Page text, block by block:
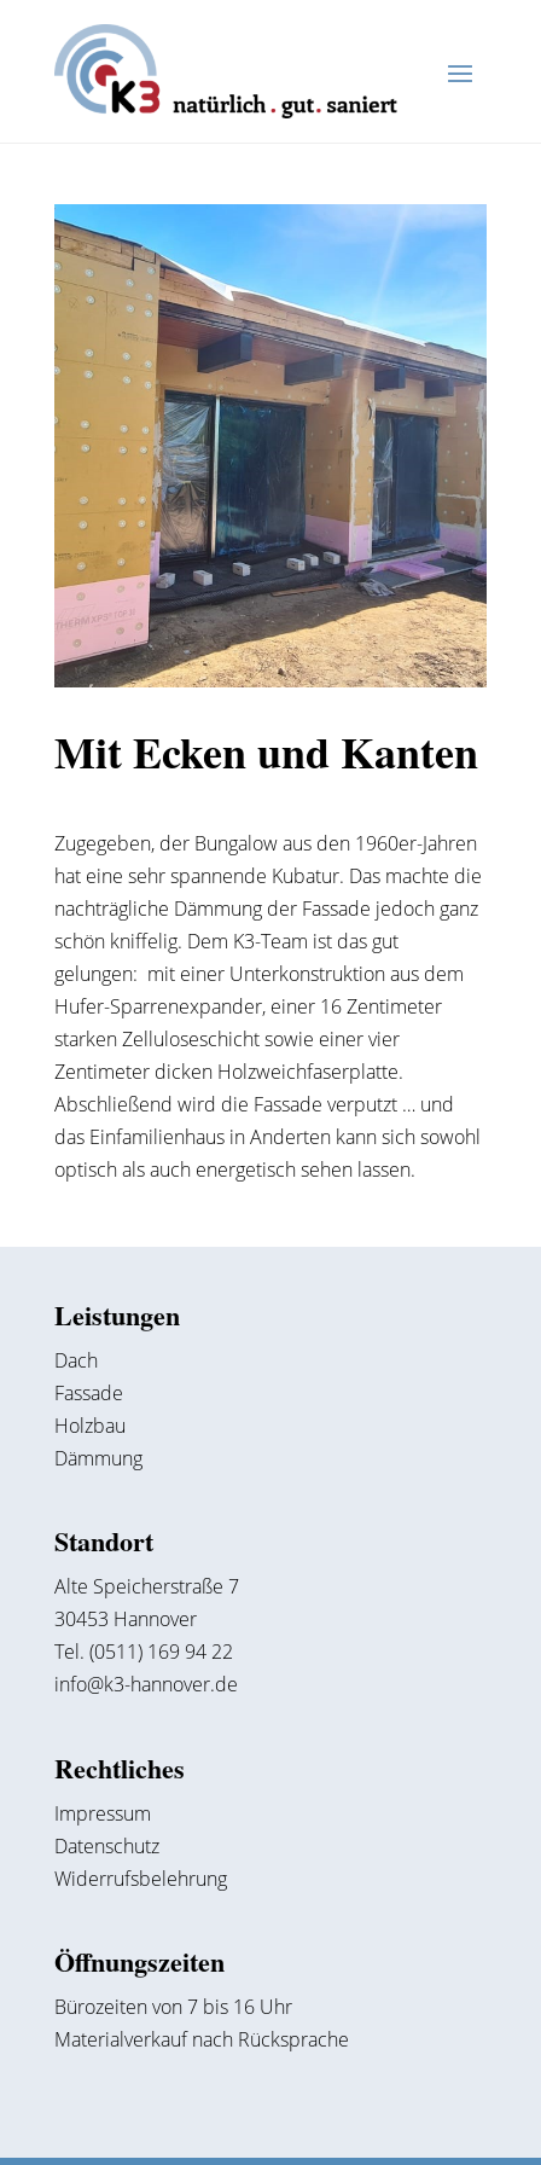
Mit Ecken und Kanten
Zugegeben, der Bungalow aus den 1960er-Jahren
hat eine sehr spannende Kubatur. Das machte die
nachträgliche Dämmung der Fassade jedoch ganz
schön kniffelig. Dem K3-Team ist das gut
gelungen: mit einer Unterkonstruktion aus dem
Hufer-Sparrenexpander, einer 16 Zentimeter
starken Zelluloseschicht sowie einer vier
Zentimeter dicken Holzweichfaserplatte.
Abschließend wird die Fassade verputzt … und
das Einfamilienhaus in Anderten kann sich sowohl
optisch als auch energetisch sehen lassen.
Leistungen
Dach
Fassade
Holzbau
Dämmung
Standort
Alte Speicherstraße 7
30453 Hannover
Tel. (0511) 169 94 22
info@k3-hannover.de
Rechtliches
Impressum
Datenschutz
Widerrufsbelehrung
Öffnungszeiten
Bürozeiten von 7 bis 16 Uhr
Materialverkauf nach Rücksprache